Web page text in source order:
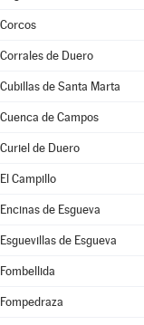
Corcos
Corrales de Duero
Cubillas de Santa Marta
Cuenca de Campos
Curiel de Duero
El Campillo
Encinas de Esgueva
Esguevillas de Esgueva
Fombellida
Fompedraza